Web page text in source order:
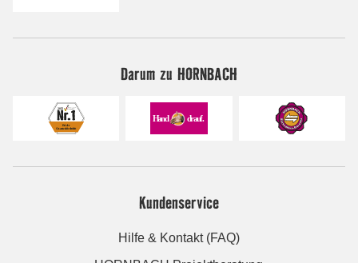
Darum zu HORNBACH
Kundenservice
Hilfe & Kontakt (FAQ)